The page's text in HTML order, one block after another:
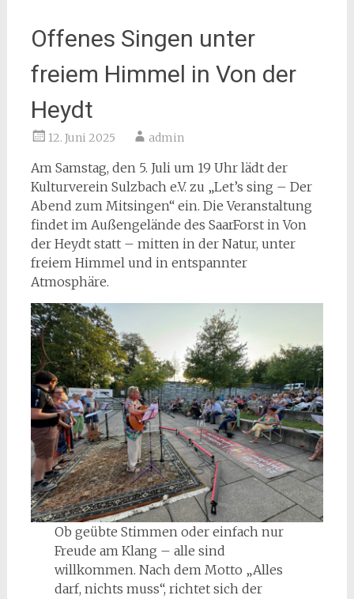
Offenes Singen unter
freiem Himmel in Von der
Heydt
12. Juni 2025 admin
Am Samstag, den 5. Juli um 19 Uhr lädt der
Kulturverein Sulzbach e.V. zu „Let’s sing – Der
Abend zum Mitsingen“ ein. Die Veranstaltung
findet im Außengelände des SaarForst in Von
der Heydt statt – mitten in der Natur, unter
freiem Himmel und in entspannter
Atmosphäre.
Ob geübte Stimmen oder einfach nur
Freude am Klang – alle sind
willkommen. Nach dem Motto „Alles
darf, nichts muss“, richtet sich der